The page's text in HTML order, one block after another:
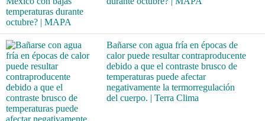
Bañarse con agua fría en épocas de
calor puede resultar contraproducente
debido a que el contraste brusco de
temperaturas puede afectar
negativamente la termorregulación
del cuerpo. | Terra Clima